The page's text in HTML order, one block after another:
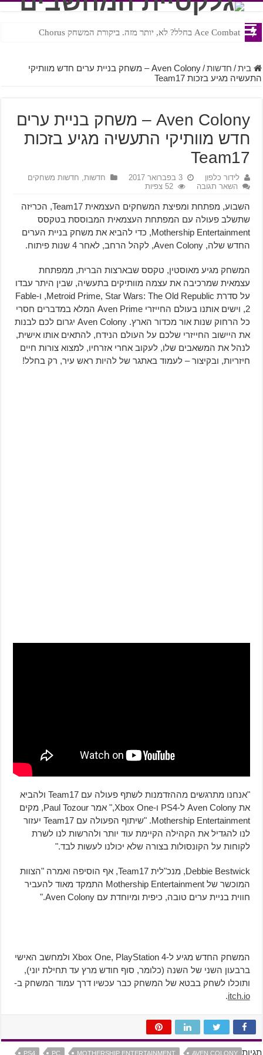
Ace Combat בחלל? לא, יותר מזה. ביקורת המשחק Chorus
Steven Universe והשירים שתורגמו בצורה נוראית לעברית
בית / חדשות /
Aven Colony – משחק בניית ערים חדש מוותיקי
התעשיה מגיע בזכות Team17
Aven Colony – משחק בניית ערים
חדש מוותיקי התעשיה מגיע בזכות
Team17
לידור כלפון 3 בפברואר 2017 חדשות, חדשות משחקים
השאר תגובה
52 צפיות
השבוע, מפתחת ומפיצת המשחקים העצמאית Team17, הכריזה
שתשלב פעולה עם המפתחת העצמאית המבוססת בטקסס
Mothership Entertainment, כדי להביא את משחק בניית הערים
החדש שלה, Aven Colony, לקהל הרחב, לאחר 4 שנות פיתוח.
המשחק מגיע מאוסטין, טקסס שבארצות הברית, ממפתחת
עצמאית שמרכיבה את עצמה מוותיקים בתעשיה, שבין היתר עבדו
על סדרת Metroid Prime, Star Wars: The Old Republic, ו-Fable
2, וישים אותנו בעולם החייזרי Aven Prime המלא במדברים חסרי
כל הרחוק שנות אור מכדור הארץ. Aven Colony יגרום לכם לבנות
את היישוב החייזרי שלכם על העולם הנידח, להתאים אותו אישית,
לנהל את המשאבים שלו, לעקוב אחרי אזרחיו, למצוא צורות חיים
חיזריות, ובקיצור – לעמוד באתגר של להיות ראש עיר, רק בחלל!
"אנחנו מתרגשים מההזדמנות לשתף פעולה עם Team17 ולהביא
את Aven Colony ל-PS4 ו-Xbox One," אמר Paul Tozour, מקים
Mothership Entertainment. "שיתוף הפעולה עם Team17 יעזור
לנו להגדיל את הקהילה הקיימת עוד יותר ולהרשות לנו לשרת
לקוחות על הקונסולות בצורה שלא יכולנו לעשות לבד."
Debbie Bestwick, מנכ"לית Team17, אף הוסיפה ואמרה "הצוות
המוכשר של Mothership Entertainment התמקד מאוד להעביר
חווית בניית ערים טובה, כיפית ומיוחדת עם Aven Colony."
המשחק החדש מגיע ל-Xbox One, PlayStation 4 ולמחשב האישי
ברבעון השני של השנה (כלומר, סוף חודש מרץ עד תחילת יוני),
ותוכלו לשחק בבטא של המשחק כבר עכשיו דרך עמוד המשחק ב-
itch.io
.
תגיות AVEN COLONY
MOTHERSHIP ENTERTAINMENT
PC
PS4